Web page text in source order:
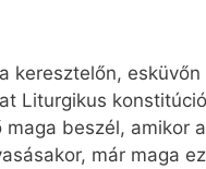
keresztelőn,
Liturgikus
beszél, amikor
már maga